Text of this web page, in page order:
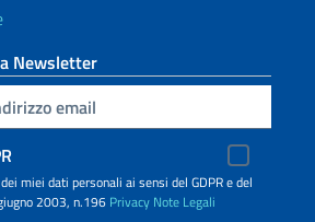
Newsletter
miei dati personali ai sensi del GDPR e del
2003, n.196 Privacy Note Legali